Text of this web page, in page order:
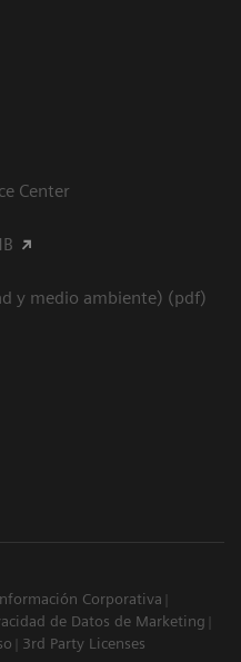
Center
y medio ambiente) (pdf)
Corporativa
de Datos de Marketing
3rd Party Licenses